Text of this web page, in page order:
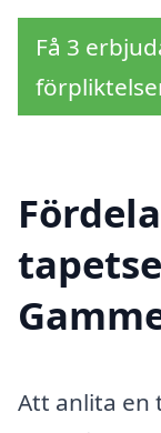
Få 3
Att anlita en